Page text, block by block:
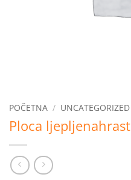
POČETNA / UNCATEGORIZED
Ploca ljepljenahrast